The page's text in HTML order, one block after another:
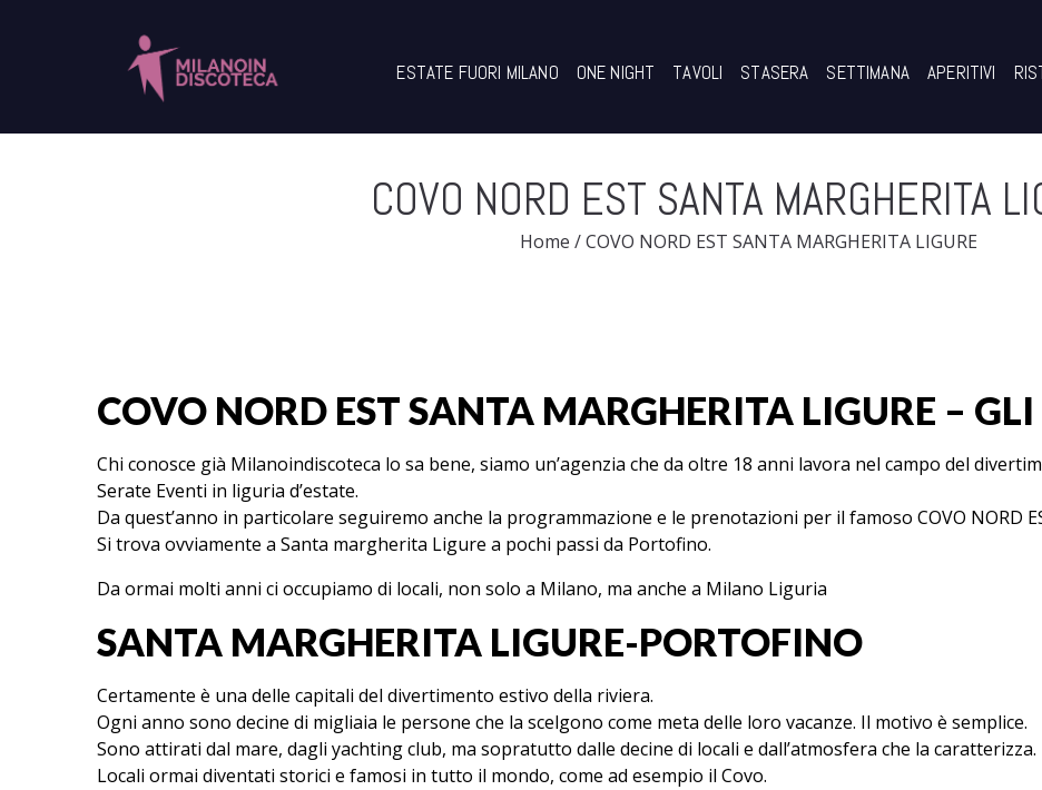
ESTATE FUORI MILANO ONE NIGHT TAVOLI STASERA SETTIMANA APERITIVI
COVO NORD EST SANTA MARGHERITA
Home /COVO NORD EST SANTA MARGHERITA LIGURE
COVO NORD EST SANTA MARGHERITA LIGURE –
Chi conosce già Milanoindiscoteca lo sa bene, siamo un’agenzia che da oltre 18 anni lavora nel campo del
Serate Eventi in liguria d’estate.
Da quest’anno in particolare seguiremo anche la programmazione e le prenotazioni per il famoso COVO NORD
Si trova ovviamente a Santa margherita Ligure a pochi passi da Portofino.
Da ormai molti anni ci occupiamo di locali, non solo a Milano, ma anche a Milano Liguria
SANTA MARGHERITA LIGURE-PORTOFINO
Certamente è una delle capitali del divertimento estivo della riviera.
Ogni anno sono decine di migliaia le persone che la scelgono come meta delle loro vacanze. Il motivo è semplice.
Sono attirati dal mare, dagli yachting club, ma sopratutto dalle decine di locali e dall’atmosfera che la caratterizza.
Locali ormai diventati storici e famosi in tutto il mondo, come ad esempio il Covo.